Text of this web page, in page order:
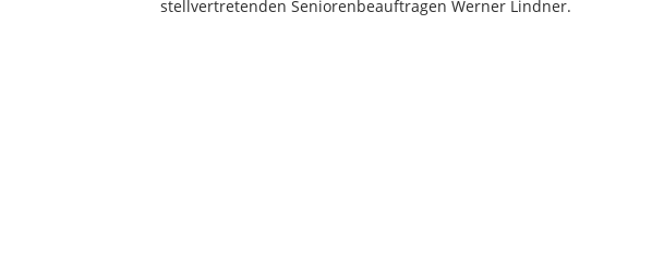
stellvertretenden Seniorenbeauftragen Werner Lindner.